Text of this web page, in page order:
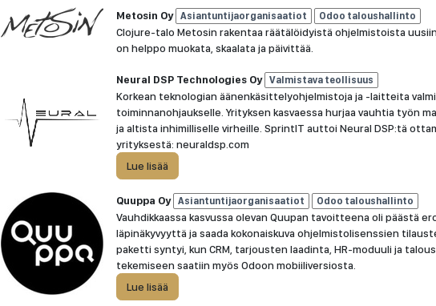
Metosin Oy Asiantuntijaorganisaatiot Odoo taloushallinto
Clojure-talo Metosin rakentaa räätälöidyistä ohjelmistoista
on helppo muokata, skaalata ja päivittää.
Neural DSP Technologies Oy Valmistava teollisuus
Korkean teknologian äänenkäsittelyohjelmistoja ja -laitteita
toiminnanohjaukselle. Yrityksen kasvaessa hurjaa vauhtia työn
ja altista inhimilliselle virheille. SprintIT auttoi Neural DSP:tä
yrityksestä: neuraldsp.com
Lue lisää
Quuppa Oy Asiantuntijaorganisaatiot Odoo taloushallinto
Vauhdikkaassa kasvussa olevan Quupan tavoitteena oli päästä
läpinäkyvyyttä ja saada kokonaiskuva ohjelmistolisenssien
paketti syntyi, kun CRM, tarjousten laadinta, HR-moduuli ja
tekemiseen saatiin myös Odoon mobiiliversiosta.
Lue lisää